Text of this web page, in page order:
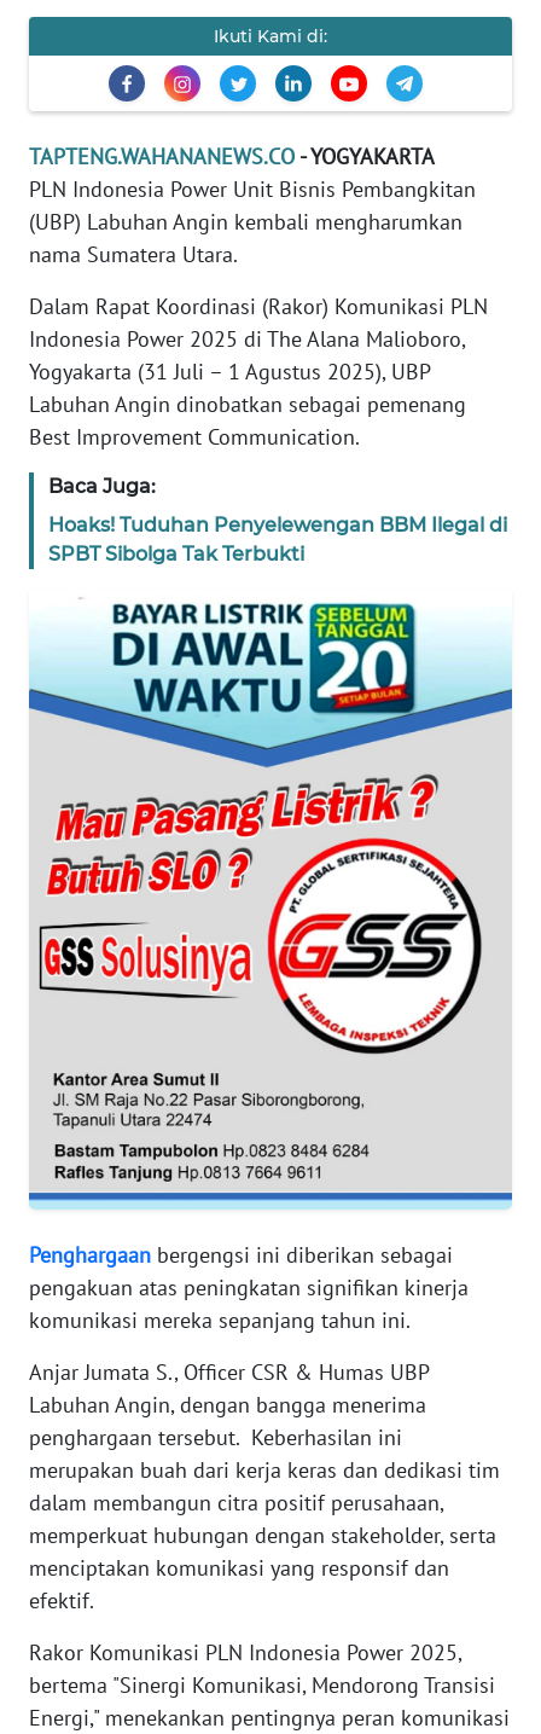
Ikuti Kami di:
TAPTENG.WAHANANEWS.CO - YOGYAKARTA
PLN Indonesia Power Unit Bisnis Pembangkitan
(UBP) Labuhan Angin kembali mengharumkan
nama Sumatera Utara.
Dalam Rapat Koordinasi (Rakor) Komunikasi PLN
Indonesia Power 2025 di The Alana Malioboro,
Yogyakarta (31 Juli – 1 Agustus 2025), UBP
Labuhan Angin dinobatkan sebagai pemenang
Best Improvement Communication.
Baca Juga:
Hoaks! Tuduhan Penyelewengan BBM Ilegal di
SPBT Sibolga Tak Terbukti
Penghargaan bergengsi ini diberikan sebagai
pengakuan atas peningkatan signifikan kinerja
komunikasi mereka sepanjang tahun ini.
Anjar Jumata S., Officer CSR & Humas UBP
Labuhan Angin, dengan bangga menerima
penghargaan tersebut. Keberhasilan ini
merupakan buah dari kerja keras dan dedikasi tim
dalam membangun citra positif perusahaan,
memperkuat hubungan dengan stakeholder, serta
menciptakan komunikasi yang responsif dan
efektif.
Rakor Komunikasi PLN Indonesia Power 2025,
bertema "Sinergi Komunikasi, Mendorong Transisi
Energi," menekankan pentingnya peran komunikasi
News
WN
SUMUT
JAKARTA
WN
JABAR
BANTEN
WN
WN
PAPUA
BARAT
WN
RIAU
WN
JAMBI
WN
WN
NTB
SULTENG
WN
SULBAR
WN
BABEL
WN
SUMBAR